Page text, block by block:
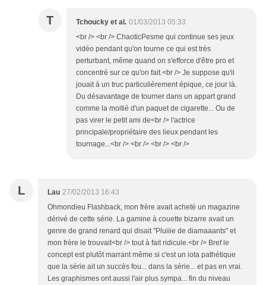
T Tchoucky et al. 01/03/2013 05:33
<br /> <br /> ChaoticPesme qui continue ses jeux
vidéo pendant qu'on tourne ce qui est très
perturbant, même quand on s'efforce d'être pro et
concentré sur ce qu'on fait.<br /> Je suppose qu'il
jouait à un truc particulièrement épique, ce jour là.
Du désavantage de tourner dans un appart grand
comme la moitié d'un paquet de cigarette... Ou de
pas virer le petit ami de<br /> l'actrice
principale/propriétaire des lieux pendant les
tournage...<br /> <br /> <br /> <br />
L Lau 27/02/2013 16:43
Ohmondieu Flashback, mon frère avait acheté un magazine
dérivé de cette série. La gamine à couette bizarre avait un
genre de grand renard qui disait "Pluiiie de diamaaants" et
mon frère le trouvait<br /> tout à fait ridicule.<br /> Bref le
concept est plutôt marrant même si c'est un iota pathétique
que la série ait un succès fou... dans la série... et pas en vrai.
Les graphismes ont aussi l'air plus sympa... fin du niveau